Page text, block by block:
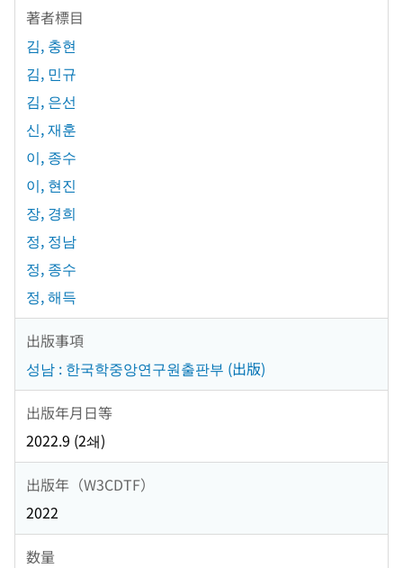
著者標目
김, 충현
김, 민규
김, 은선
신, 재훈
이, 종수
이, 현진
장, 경희
정, 정남
정, 종수
정, 해득
出版事項
성남 : 한국학중앙연구원출판부 (出版)
出版年月日等
2022.9 (2쇄)
出版年（W3CDTF）
2022
数量